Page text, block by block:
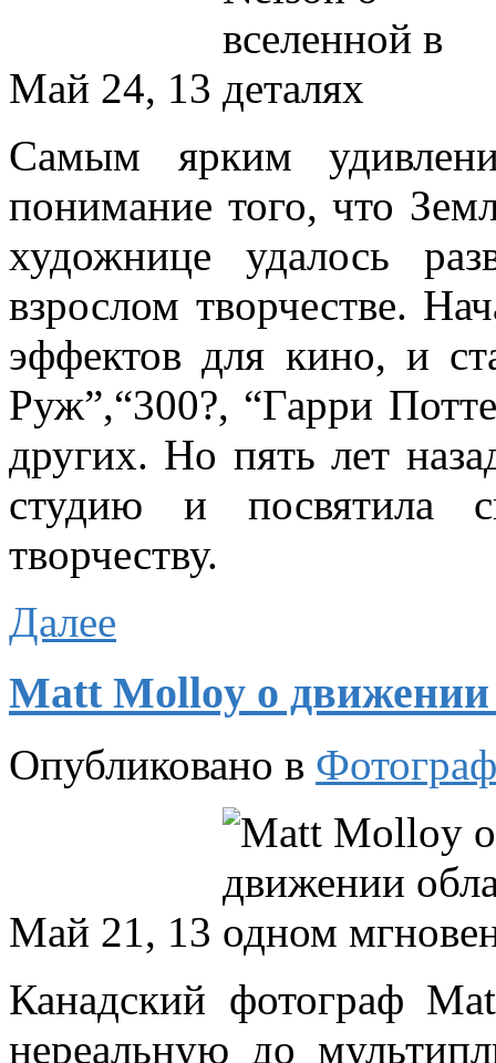
Май 24, 13
Самым ярким
понимание того, что
художнице удалось
взрослом творчестве.
эффектов для кино, и
Руж”,“300?, “Гарри
других. Но пять лет
студию и посвятила
творчеству.
Далее
Matt Molloy о движении
Опубликовано в
Май 21, 13
Канадский фотограф
нереальную до